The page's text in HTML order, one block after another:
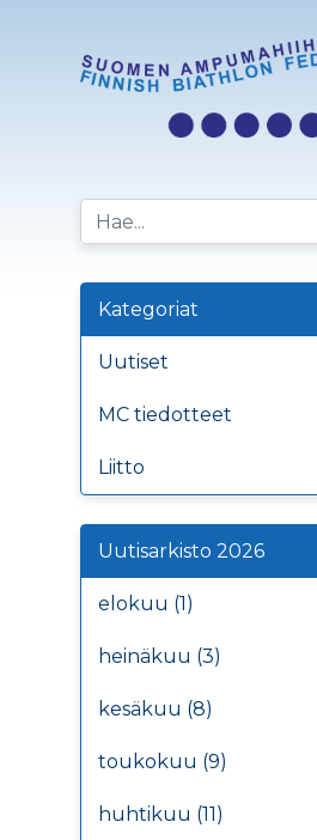
Kategoriat
Uutiset
MC tiedotteet
Liitto
Uutisarkisto 2026
elokuu (1)
heinäkuu (3)
kesäkuu (8)
toukokuu (9)
huhtikuu (11)